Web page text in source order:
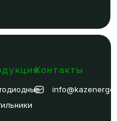
Контакты